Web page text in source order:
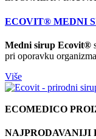
ECOVIT® MEDNI
Medni sirup Ecovit®
pri oporavku
Više
ECOMEDICO
NAJPRODAVANIJI